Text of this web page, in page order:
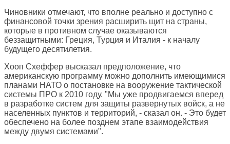
Чиновники отмечают, что вполне реально и доступно с
финансовой точки зрения расширить щит на страны,
которые в противном случае оказываются
беззащитными: Греция, Турция и Италия - к началу
будущего десятилетия.
Хооп Схеффер высказал предположение, что
американскую программу можно дополнить имеющимися
планами НАТО о постановке на вооружение тактической
системы ПРО к 2010 году. "Мы уже продвигаемся вперед
в разработке систем для защиты развернутых войск, а не
населенных пунктов и территорий, - сказал он. - Это будет
обеспечено на более позднем этапе взаимодействия
между двумя системами".